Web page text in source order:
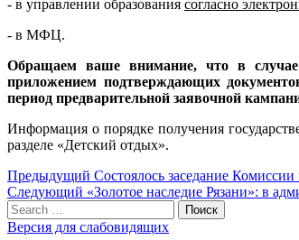
- в управлении образования согласно
- в МФЦ.
Обращаем ваше внимание, что в случае
приложением подтверждающих
период предварительной заявочной
Информация о порядке получения
разделе «Детский отдых».
Навигация
по
записям
Предыдущий Предыдущий
пост:
Состоялось заседание
Следующий Следующий
«Золотое наследие Рязани»: в
Search
for:
Поиск
Версия для слабовидящих